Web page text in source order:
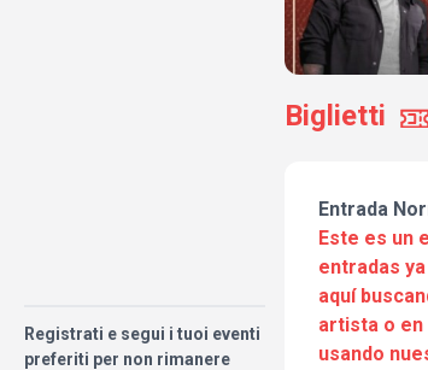
Registrati e segui i tuoi eventi
preferiti per non rimanere
Biglietti
Entrada
Este es un
entradas
aquí
artista o
usando